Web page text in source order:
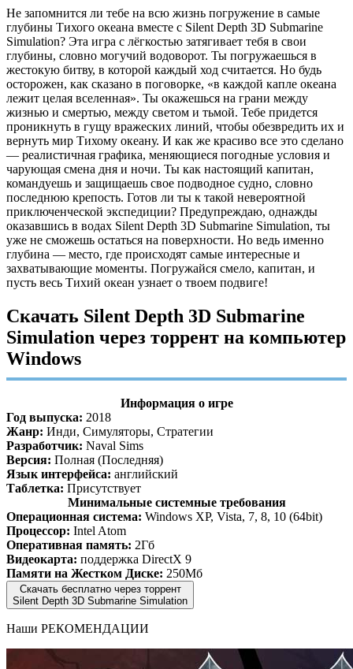
Не запомнится ли тебе на всю жизнь погружение в самые
глубины Тихого океана вместе с Silent Depth 3D Submarine
Simulation? Эта игра с лёгкостью затягивает тебя в свои
глубины, словно могучий водоворот. Ты погружаешься в
жестокую битву, в которой каждый ход считается. Но будь
осторожен, как сказано в поговорке, «в каждой капле океана
лежит целая вселенная». Ты окажешься на грани между
жизнью и смертью, между светом и тьмой. Тебе придется
проникнуть в гущу вражеских линий, чтобы обезвредить их и
вернуть мир Тихому океану. И как же красиво все это сделано
— реалистичная графика, меняющиеся погодные условия и
чарующая смена дня и ночи. Ты как настоящий капитан,
командуешь и защищаешь свое подводное судно, словно
последнюю крепость. Готов ли ты к такой невероятной
приключенческой экспедиции? Предупреждаю, однажды
оказавшись в водах Silent Depth 3D Submarine Simulation, ты
уже не сможешь остаться на поверхности. Но ведь именно
глубина — место, где происходят самые интересные и
захватывающие моменты. Погружайся смело, капитан, и
пусть весь Тихий океан узнает о твоем подвиге!
Скачать Silent Depth 3D Submarine
Simulation через торрент на компьютер
Windows
Информация о игре
Год выпуска: 2018
Жанр: Инди, Симуляторы, Стратегии
Разработчик: Naval Sims
Версия: Полная (Последняя)
Язык интерфейса: английский
Таблетка: Присутствует
Минимальные системные требования
Операционная система: Windows XP, Vista, 7, 8, 10 (64bit)
Процессор: Intel Atom
Оперативная память: 2Гб
Видеокарта: поддержка DirectX 9
Памяти на Жестком Диске: 250Мб
Скачать бесплатно через торрент
Silent Depth 3D Submarine Simulation
Наши РЕКОМЕНДАЦИИ